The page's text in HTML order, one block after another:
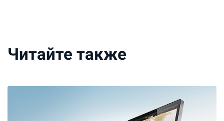
Читайте также